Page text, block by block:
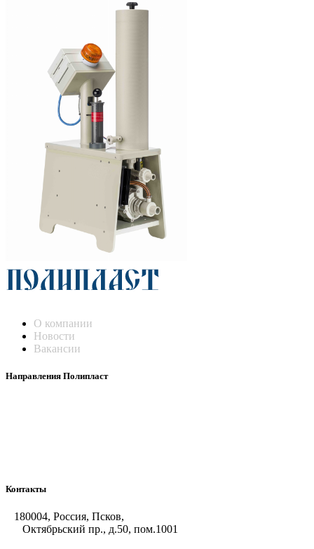
О компании
Новости
Вакансии
Направления Полипласт
Контакты
180004, Россия, Псков,
Октябрьский пр., д.50, пом.1001